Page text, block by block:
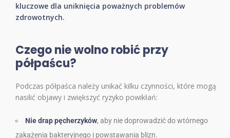
kluczowe dla uniknięcia poważnych problemów
zdrowotnych.
Czego nie wolno robić przy
półpaścu?
Podczas półpaśca należy unikać kilku czynności, które mogą
nasilić objawy i zwiększyć ryzyko powikłań:
Nie drap pęcherzyków, aby nie doprowadzić do wtórnego
zakażenia bakteryjnego i powstawania blizn.